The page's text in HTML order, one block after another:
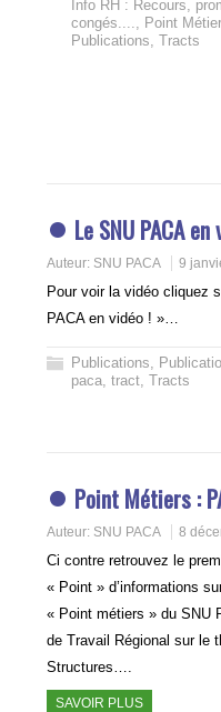
Info RH : Recours,
congés...., Point
Publications,Tracts
Le SNU PACA en
Auteur: SNU PACA 9
Pour voir la vidéo cliquez
PACA en vidéo ! »…
Publications,
paca,tract,Tracts
Point Métiers :
Auteur: SNU PACA 8
Ci contre retrouvez le
« Point » d’informations
« Point métiers » du SNU
de Travail Régional sur le
Structures….
SAVOIR PLUS